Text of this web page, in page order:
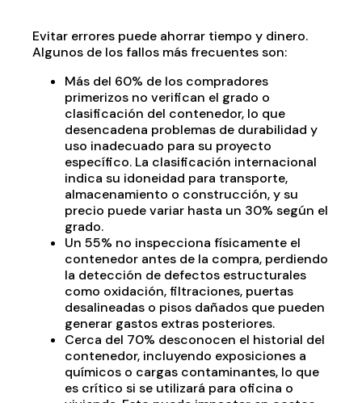
Evitar errores puede ahorrar tiempo y dinero.
Algunos de los fallos más frecuentes son:
Más del 60% de los compradores
primerizos no verifican el grado o
clasificación del contenedor, lo que
desencadena problemas de durabilidad y
uso inadecuado para su proyecto
específico. La clasificación internacional
indica su idoneidad para transporte,
almacenamiento o construcción, y su
precio puede variar hasta un 30% según el
grado.​
Un 55% no inspecciona físicamente el
contenedor antes de la compra, perdiendo
la detección de defectos estructurales
como oxidación, filtraciones, puertas
desalineadas o pisos dañados que pueden
generar gastos extras posteriores.​
Cerca del 70% desconocen el historial del
contenedor, incluyendo exposiciones a
químicos o cargas contaminantes, lo que
es crítico si se utilizará para oficina o